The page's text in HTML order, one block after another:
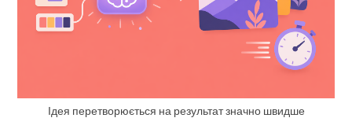
Ідея перетворюється на результат значно швидше